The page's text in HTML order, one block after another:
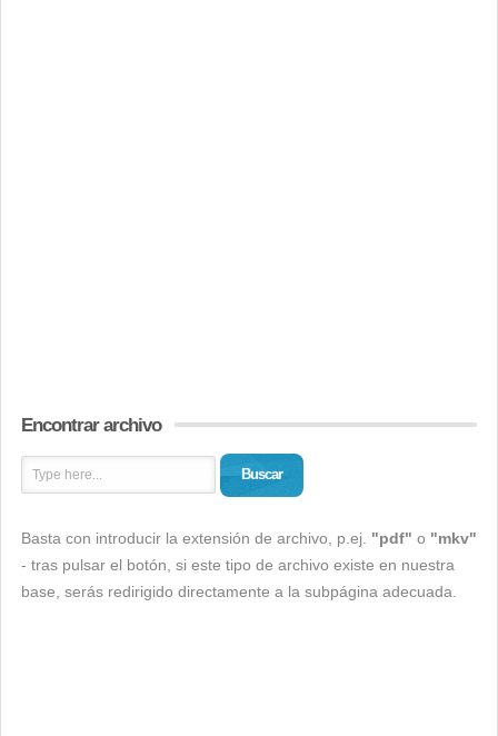
Encontrar archivo
Buscar
Basta con introducir la extensión de archivo, p.ej. "pdf" o "mkv"
- tras pulsar el botón, si este tipo de archivo existe en nuestra
base, serás redirigido directamente a la subpágina adecuada.